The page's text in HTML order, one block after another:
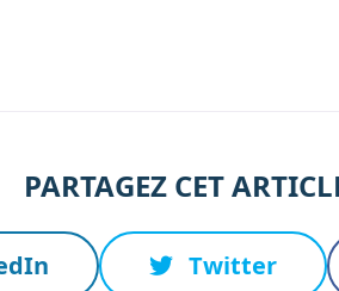
PARTAGEZ CET
Twitter